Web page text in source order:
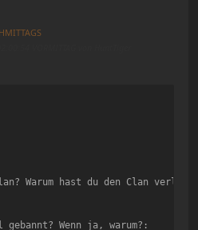
Warum hast du den Clan
gebannt? Wenn ja, warum?: